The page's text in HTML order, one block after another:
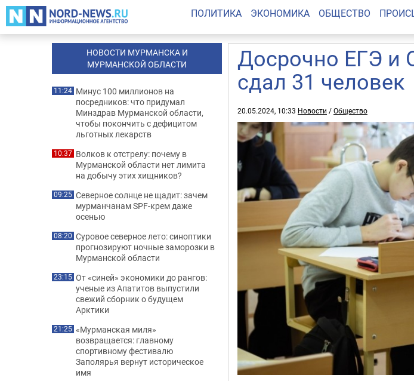
ПОЛИТИКА ЭКОНОМИКА ОБЩЕСТВО
Досрочно ЕГЭ и
сдал 31 человек
20.05.2024, 10:33 Новости /Общество
НОВОСТИ МУРМАНСКА И
МУРМАНСКОЙ ОБЛАСТИ
11:24 Минус 100 миллионов на
посредников: что придумал
Минздрав Мурманской области,
чтобы покончить с дефицитом
льготных лекарств
10:37 Волков к отстрелу: почему в
Мурманской области нет лимита
на добычу этих хищников?
09:25 Северное солнце не щадит: зачем
мурманчанам SPF-крем даже
осенью
08:20 Суровое северное лето: синоптики
прогнозируют ночные заморозки в
Мурманской области
23:15 От «синей» экономики до рангов:
ученые из Апатитов выпустили
свежий сборник о будущем
Арктики
21:25 «Мурманская миля»
возвращается: главному
спортивному фестивалю
Заполярья вернут историческое
имя